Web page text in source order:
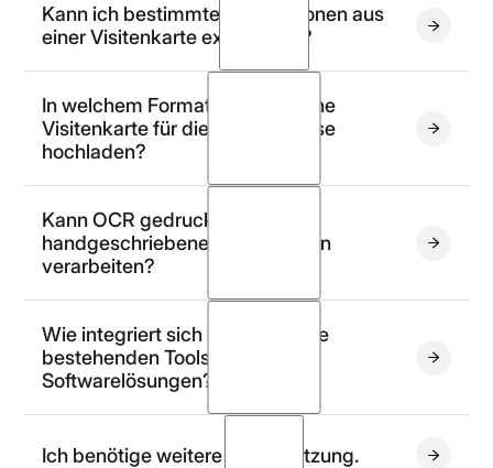
Kann ich bestimmte Informationen aus
einer Visitenkarte extrahieren?
In welchem Format sollte ich eine
Visitenkarte für die OCR-Analyse
hochladen?
der
Dokumentation
Kann OCR gedruckte oder
handgeschriebene Visitenkarten
verarbeiten?
Wie integriert sich OCR in meine
bestehenden Tools und
Softwarelösungen?
Ich benötige weitere Unterstützung.